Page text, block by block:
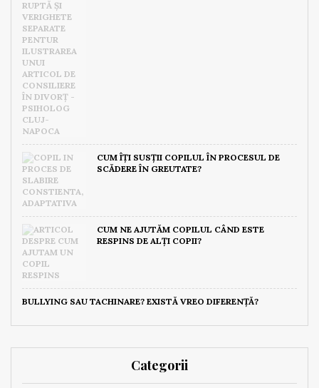
CUM ÎȚI SUSȚII COPILUL ÎN PROCESUL DE
SCĂDERE ÎN GREUTATE?
CUM NE AJUTĂM COPILUL CÂND ESTE
RESPINS DE ALȚI COPII?
BULLYING SAU TACHINARE? EXISTĂ VREO DIFERENȚĂ?
Categorii